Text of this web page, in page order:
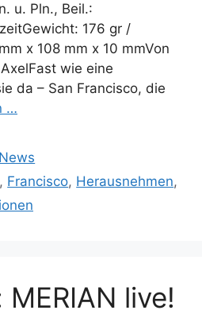
u. Pln., Beil.:
176 gr /
x 108 mm x 10 mmVon
wie eine
da – San Francisco, die
…
, Francisco, Herausnehmen,
live!